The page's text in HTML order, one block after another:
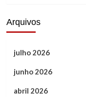
Arquivos
julho 2026
junho 2026
abril 2026